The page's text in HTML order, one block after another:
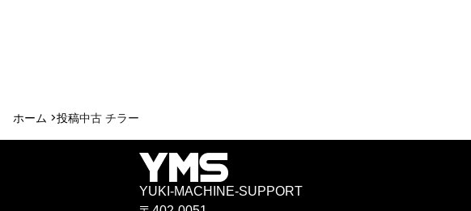
ホーム >投稿中古 チラー
YUKI-MACHINE-SUPPORT